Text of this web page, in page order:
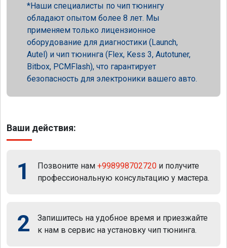
Наши специалисты по чип тюнингу
обладают опытом более 8 лет. Мы
применяем только лицензионное
оборудование для диагностики (Launch,
Autel) и чип тюнинга (Flex, Kess 3, Autotuner,
Bitbox, PCMFlash), что гарантирует
безопасность для электроники вашего авто.
Ваши действия:
1 Позвоните нам +998998702720 и получите
профессиональную консультацию у мастера.
2
Запишитесь на удобное время и приезжайте
к нам в сервис на установку чип тюнинга.